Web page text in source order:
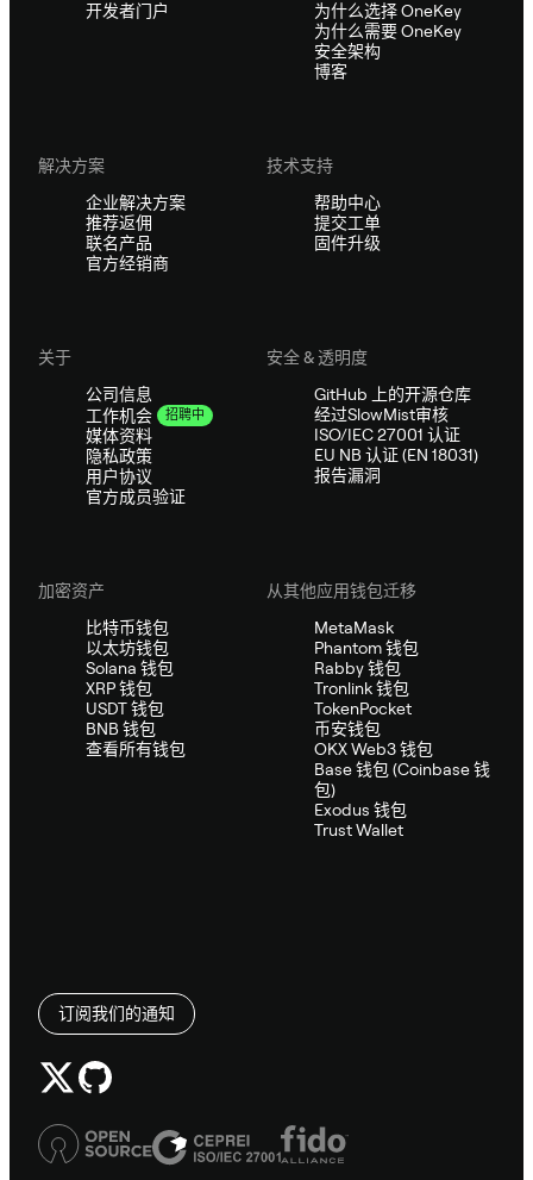
开发者门户
为什么选择 OneKey
为什么需要 OneKey
安全架构
博客
解决方案
企业解决方案
推荐返佣
联名产品
官方经销商
技术支持
帮助中心
提交工单
固件升级
关于
公司信息
工作机会
招聘中
媒体资料
隐私政策
用户协议
官方成员验证
安全 & 透明度
GitHub 上的开源仓库
经过SlowMist审核
ISO/IEC 27001 认证
EU NB 认证 (EN 18031)
报告漏洞
加密资产
比特币钱包
以太坊钱包
Solana 钱包
XRP 钱包
USDT 钱包
BNB 钱包
查看所有钱包
从其他应用钱包迁移
MetaMask
Phantom 钱包
Rabby 钱包
Tronlink 钱包
TokenPocket
币安钱包
OKX Web3 钱包
Base 钱包 (Coinbase 钱
包)
Exodus 钱包
Trust Wallet
订阅我们的通知